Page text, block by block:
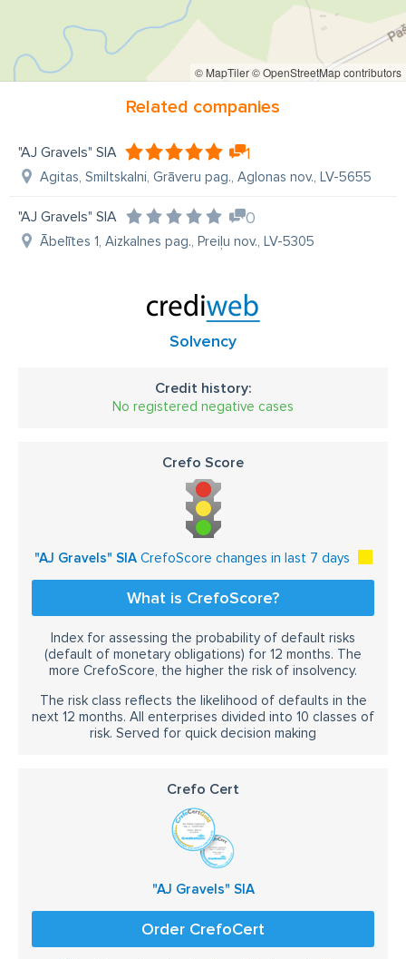
© MapTiler© OpenStreetMap contributors
Related companies
"AJ Gravels" SIA 1
Agitas, Smiltskalni, Grāveru pag., Aglonas nov., LV-5655
"AJ Gravels" SIA 0
Ābelītes 1, Aizkalnes pag., Preiļu nov., LV-5305
Solvency
Credit history:
No registered negative cases
Crefo Score
"AJ Gravels" SIACrefoScore changes in last 7 days
What is CrefoScore?
Index for assessing the probability of default risks
(default of monetary obligations) for 12 months. The
more CrefoScore, the higher the risk of insolvency.
The risk class reflects the likelihood of defaults in the
next 12 months. All enterprises divided into 10 classes of
risk. Served for quick decision making
Crefo Cert
"AJ Gravels" SIA
Order CrefoCert